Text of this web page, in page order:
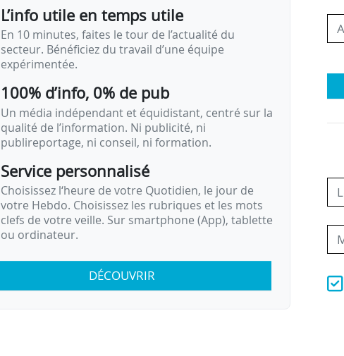
L’info utile en temps utile
En 10 minutes, faites le tour de l’actualité du
secteur. Bénéficiez du travail d’une équipe
expérimentée.
100% d’info, 0% de pub
Un média indépendant et équidistant, centré sur la
qualité de l’information. Ni publicité, ni
publireportage, ni conseil, ni formation.
Service personnalisé
Choisissez l‘heure de votre Quotidien, le jour de
votre Hebdo. Choisissez les rubriques et les mots
clefs de votre veille. Sur smartphone (App), tablette
ou ordinateur.
DÉCOUVRIR